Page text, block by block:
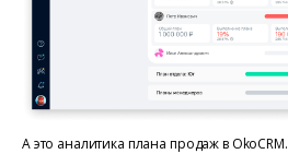
А это аналитика плана продаж в OkoCRM.